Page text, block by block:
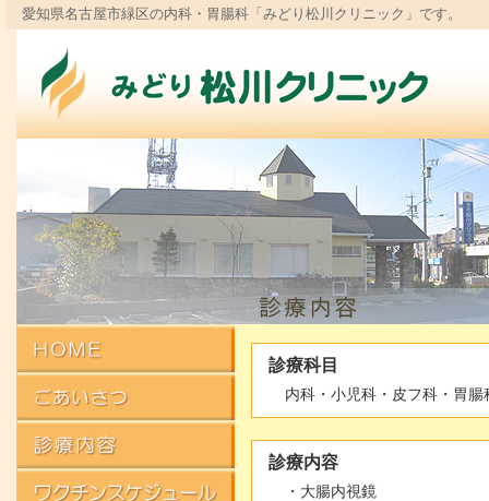
愛知県名古屋市緑区の内科・胃腸科「みどり松川クリニック」です。
診療科目
内科・小児科・皮フ科・胃腸
診療内容
・大腸内視鏡